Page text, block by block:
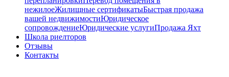
нежилоеЖилищные сертификатыБыстрая продажа
вашей недвижимостиЮридическое
сопровождениеЮридические услугиПродажа Яхт
Школа риелторов
Отзывы
Контакты